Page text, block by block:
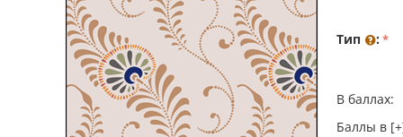
Тип :
В баллах:
Баллы в